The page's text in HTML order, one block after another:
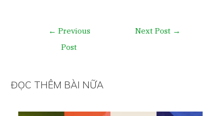
← Previous
Post
Next Post →
ĐỌC THÊM BÀI NỮA